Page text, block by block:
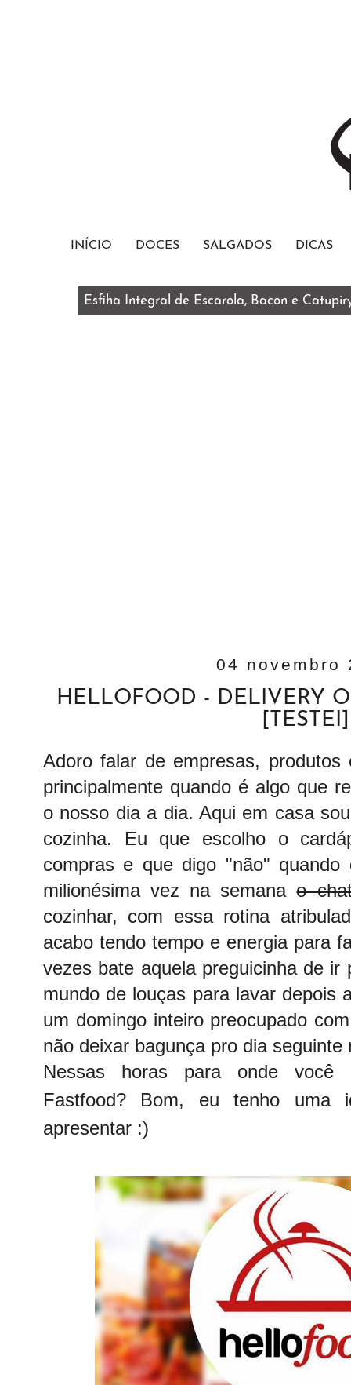
INÍCIO DOCES SALGADOS DICAS
Esfiha Integral de Escarola, Bacon e
04 novembro
HELLOFOOD - DELIVERY
[TESTEI]
Adoro falar de empresas,
principalmente quando é algo que
o nosso dia a dia. Aqui em casa
cozinha. Eu que escolho o
compras e que digo "não" quando
milionésima vez na semanao
cozinhar, com essa rotina
acabo tendo tempo e energia para
vezes bate aquela preguicinha de ir
mundo de louças para lavar depois
um domingo inteiro preocupado
não deixar bagunça pro dia seguinte
Nessas horas para onde você
Fastfood? Bom, eu tenho uma
apresentar :)